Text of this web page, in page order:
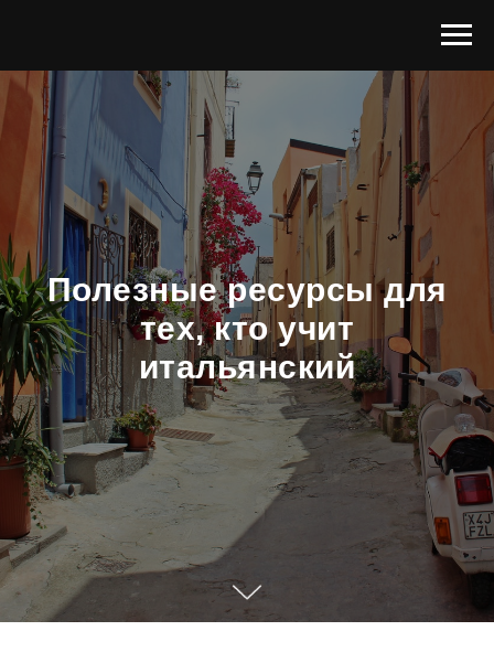
Полезные ресурсы для
тех, кто учит
итальянский